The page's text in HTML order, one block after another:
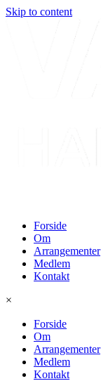
Skip to content
Forside
Om
Arrangementer
Medlem
Kontakt
×
Forside
Om
Arrangementer
Medlem
Kontakt